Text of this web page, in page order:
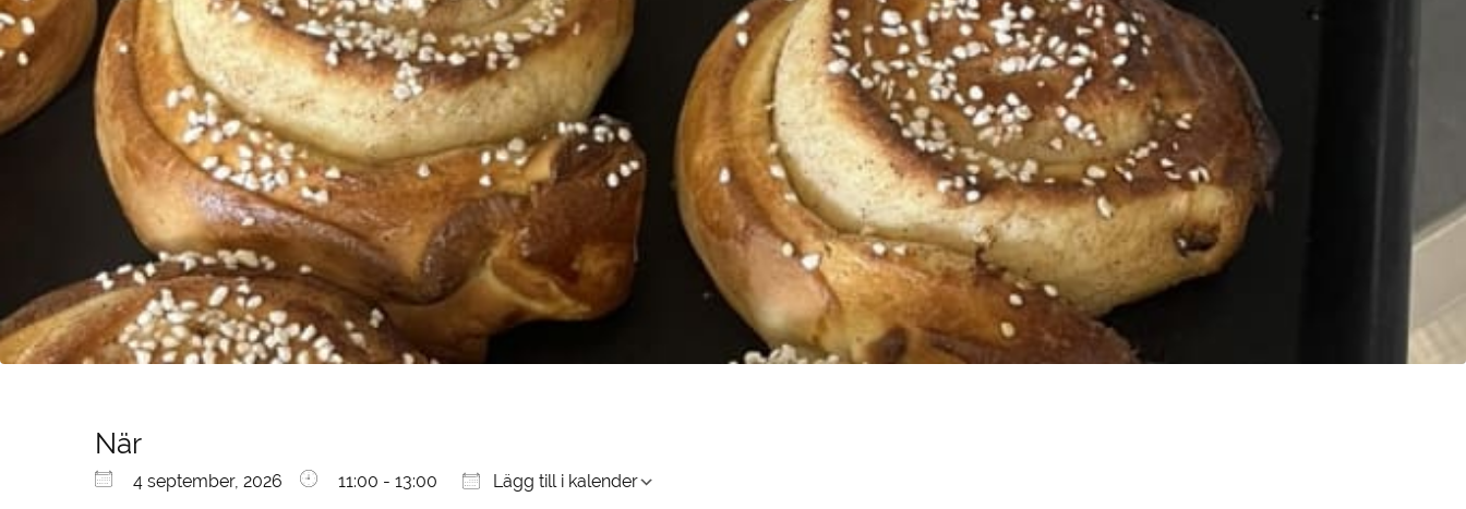
När
4 september, 2026 11:00 - 13:00 Lägg till i kalender
Ladda ner ICS